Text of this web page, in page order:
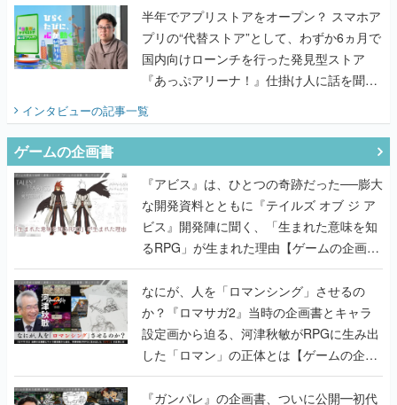
半年でアプリストアをオープン？ スマホア
プリの“代替ストア”として、わずか6ヵ月で
国内向けローンチを行った発見型ストア
『あっぷアリーナ！』仕掛け人に話を聞い
インタビューの記事一覧
ゲームの企画書
『アビス』は、ひとつの奇跡だった──膨大
な開発資料とともに『テイルズ オブ ジ ア
ビス』開発陣に聞く、「生まれた意味を知
るRPG」が生まれた理由【ゲームの企画
書】
なにが、人を「ロマンシング」させるの
か？『ロマサガ2』当時の企画書とキャラ
設定画から迫る、河津秋敏がRPGに生み出
した「ロマン」の正体とは【ゲームの企画
書】
『ガンパレ』の企画書、ついに公開━初代